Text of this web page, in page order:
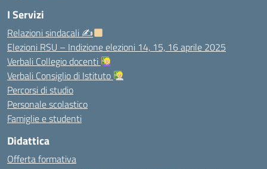
I Servizi
Relazioni sindacali ✍
Elezioni RSU – Indizione elezioni 14, 15, 16 aprile 2025
Verbali Collegio docenti
Verbali Consiglio di Istituto
Percorsi di studio
Personale scolastico
Famiglie e studenti
Didattica
Offerta formativa